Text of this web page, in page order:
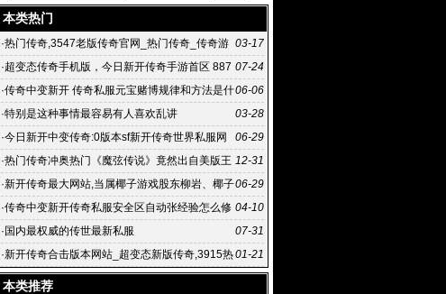
本类热门
03-17
·热门传奇,3547老版传奇官网_热门传奇_传奇游
戏哪个好玩
07-24
·超变态传奇手机版，今日新开传奇手游首区 887
1传奇中变手游
06-06
·传奇中变新开 传奇私服元宝赌博规律和方法是什
么？
03-28
·特别是这种事情最容易有人喜欢乱讲
06-29
·今日新开中变传奇:0版本sf新开传奇世界私服网
传奇世界新开私服传世世
12-31
·热门传奇冲奥热门《魔弦传说》竟然出自美版王
思聪之手
06-29
·新开传奇最大网站,当属椰子游戏股东柳岩、椰子
影业合伙人
04-10
·传奇中变新开传奇私服安全区自动张经验怎么修
改
07-31
· 国内最权威的传世最新私服
01-21
·新开传奇合击版本网站_超变态新版传奇,3915热
门传奇_新开传奇最
本类推荐